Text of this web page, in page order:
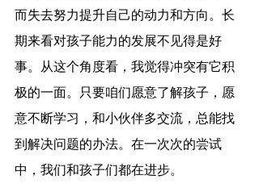
而失去努力提升自己的动力和方向。长
期来看对孩子能力的发展不见得是好
事。从这个角度看，我觉得冲突有它积
极的一面。只要咱们愿意了解孩子，愿
意不断学习，和小伙伴多交流，总能找
到解决问题的办法。在一次次的尝试
中，我们和孩子们都在进步。